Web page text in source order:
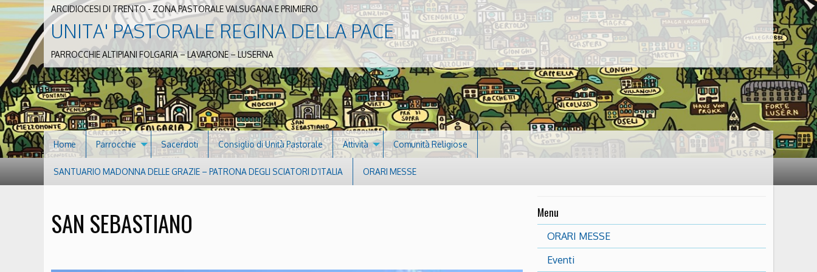
ARCIDIOCESI DI TRENTO - ZONA PASTORALE VALSUGANA E PRIMIERO
UNITA' PASTORALE REGINA DELLA PACE
PARROCCHIE ALTIPIANI FOLGARIA – LAVARONE – LUSERNA
Home Parrocchie Sacerdoti Consiglio di Unità Pastorale Attività Comunità Religiose
SANTUARIO MADONNA DELLE GRAZIE – PATRONA DEGLI SCIATORI D’ITALIA ORARI MESSE
SAN SEBASTIANO Menu
ORARI MESSE
Eventi